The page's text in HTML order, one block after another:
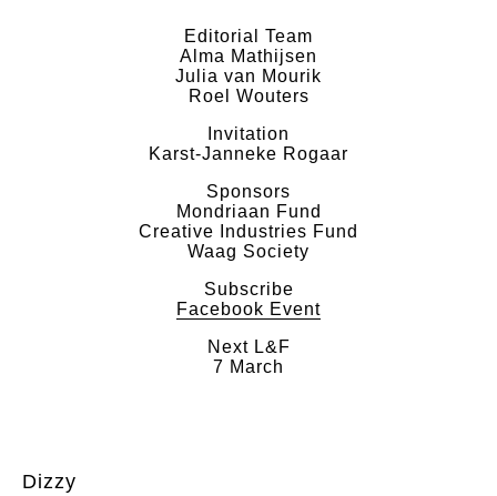
Editorial Team
Alma Mathijsen
Julia van Mourik
Roel Wouters
Invitation
Karst-Janneke Rogaar
Sponsors
Mondriaan Fund
Creative Industries Fund
Waag Society
Subscribe
Facebook Event
Next L&F
7 March
Dizzy